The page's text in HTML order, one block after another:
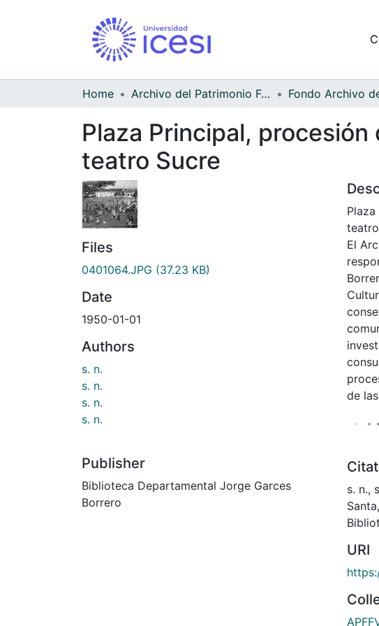
Home Archivo del Patrimonio Fotográfico y Fílmico del Valle del Cauca
Plaza Principal,
teatro Sucre
Files
0401064.JPG (37.23 KB)
Date
1950-01-01
Authors
s. n.
s. n.
s. n.
s. n.
Publisher
Biblioteca Departamental Jorge Garces
Borrero
El
de
s. n.,
URI